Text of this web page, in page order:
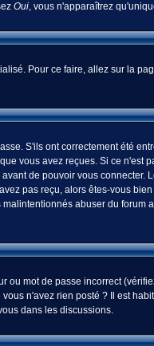
Oui, vous n'apparaîtrez
Pour ce faire, allez sur la
S'ils ont correctement été
vous avez reçues. Si ce
de pouvoir vous
pas reçu, alors êtes-vous
abuser du
mot de passe incorrect
n'avez rien posté ? Il est
dans les discussions.